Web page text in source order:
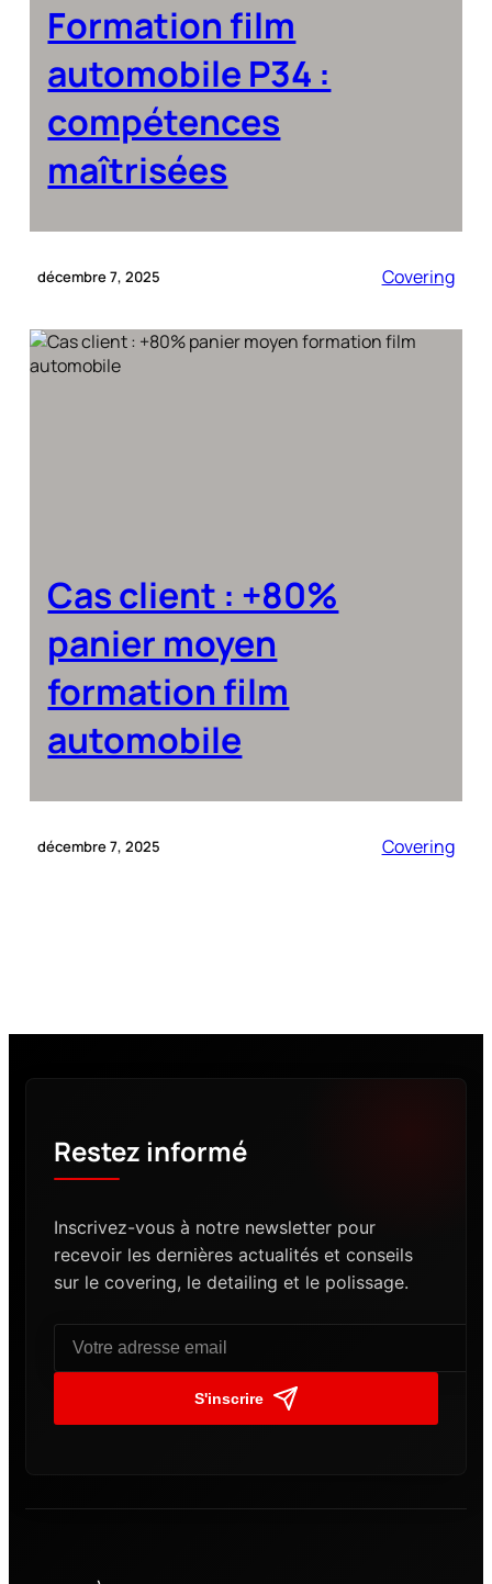
Formation film
automobile P34 :
compétences
maîtrisées
décembre 7, 2025 Covering
Cas client : +80%
panier moyen
formation film
automobile
décembre 7, 2025 Covering
Restez informé
Inscrivez-vous à notre newsletter pour
recevoir les dernières actualités et conseils
sur le covering, le detailing et le polissage.
S'inscrire